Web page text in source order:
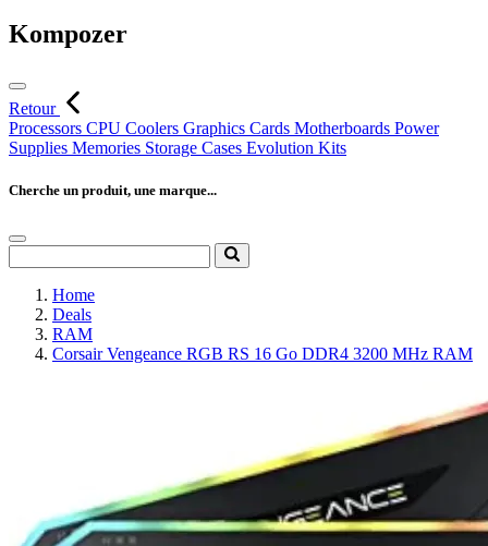
Kompozer
Retour
Processors CPU Coolers Graphics Cards Motherboards Power
Supplies Memories Storage Cases Evolution Kits
Cherche un produit, une marque...
Home
Deals
RAM
Corsair Vengeance RGB RS 16 Go DDR4 3200 MHz RAM